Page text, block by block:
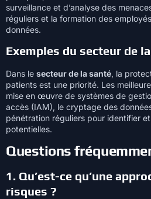
surveillance et d’analyse des
réguliers et la formation des
données.
Exemples du secteur de
Dans le secteur de la santé, la
patients est une priorité. Les
mise en œuvre de systèmes de
accès (IAM), le cryptage des
pénétration réguliers pour identifier
potentielles.
Questions
1. Qu’est-ce qu’une
risques ?